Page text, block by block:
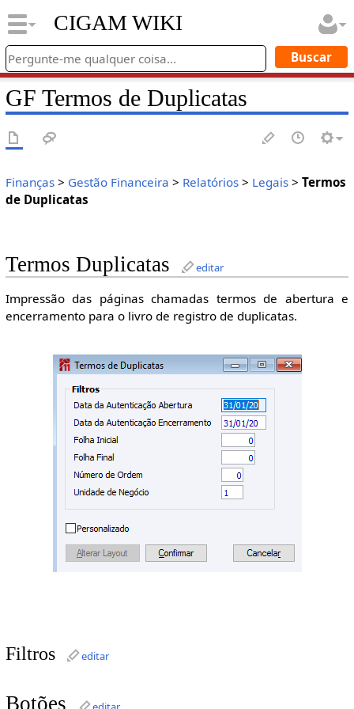
CIGAM WIKI
GF Termos de Duplicatas
Finanças> Gestão Financeira > Relatórios> Legais> Termos
de Duplicatas
Termos Duplicatas editar
Impressão das páginas chamadas termos de abertura e
encerramento para o livro de registro de duplicatas.
Filtros editar
Botões